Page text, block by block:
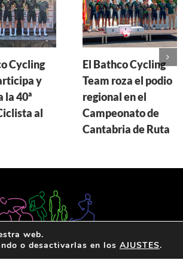
Cycling
y
la 40ª
al
El Bathco Cycling
Team roza el podio
regional en el
Campeonato de
Cantabria de Ruta
web.
o desactivarlas en los AJUSTES.